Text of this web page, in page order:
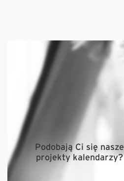
Podobają Ci się nasze
projekty kalendarzy?